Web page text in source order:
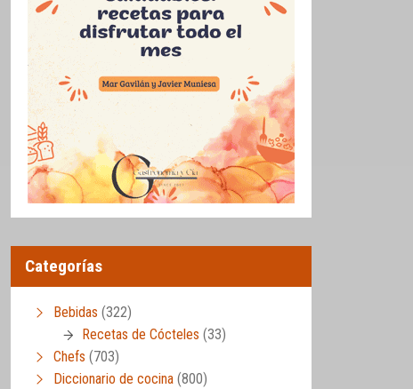
Categorías
Bebidas (322)
Recetas de Cócteles (33)
Chefs (703)
Diccionario de cocina (800)